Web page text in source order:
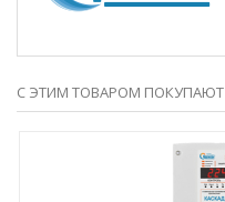
С ЭТИМ ТОВАРОМ ПОКУПАЮТ